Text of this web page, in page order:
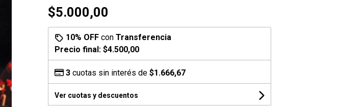
$5.000,00
10% OFFcon Transferencia
Precio final: $4.500,00
3cuotas sin interés de $1.666,67
Ver cuotas y descuentos